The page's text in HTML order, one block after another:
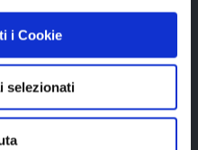
i Cookie
selezionati